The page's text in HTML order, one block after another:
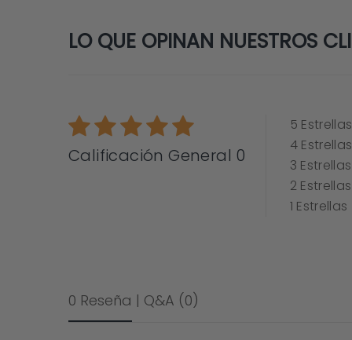
LO QUE OPINAN NUESTROS
Calificación General 0
5 Estrellas
4 Estrellas
3 Estrellas
2 Estrellas
1 Estrellas
0 Reseña | Q&A (0)